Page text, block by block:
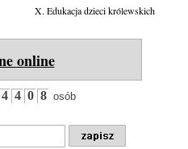
X. Edukacja dzieci królewskich
online
4 4 0 8 osób